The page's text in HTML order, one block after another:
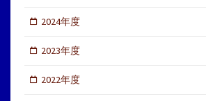
2024年度
2023年度
2022年度